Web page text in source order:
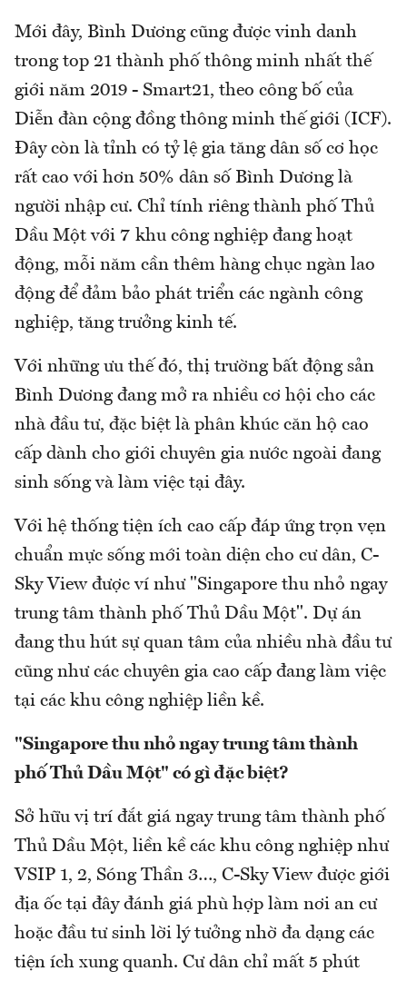
Mới đây, Bình Dương cũng được vinh danh
trong top 21 thành phố thông minh nhất thế
giới năm 2019 - Smart21, theo công bố của
Diễn đàn cộng đồng thông minh thế giới (ICF).
Đây còn là tỉnh có tỷ lệ gia tăng dân số cơ học
rất cao với hơn 50% dân số Bình Dương là
người nhập cư. Chỉ tính riêng thành phố Thủ
Dầu Một với 7 khu công nghiệp đang hoạt
động, mỗi năm cần thêm hàng chục ngàn lao
động để đảm bảo phát triển các ngành công
nghiệp, tăng trưởng kinh tế.
Với những ưu thế đó, thị trường bất động sản
Bình Dương đang mở ra nhiều cơ hội cho các
nhà đầu tư, đặc biệt là phân khúc căn hộ cao
cấp dành cho giới chuyên gia nước ngoài đang
sinh sống và làm việc tại đây.
Với hệ thống tiện ích cao cấp đáp ứng trọn vẹn
chuẩn mực sống mới toàn diện cho cư dân, C-
Sky View được ví như "Singapore thu nhỏ ngay
trung tâm thành phố Thủ Dầu Một". Dự án
đang thu hút sự quan tâm của nhiều nhà đầu tư
cũng như các chuyên gia cao cấp đang làm việc
tại các khu công nghiệp liền kề.
"Singapore thu nhỏ ngay trung tâm thành
phố Thủ Dầu Một" có gì đặc biệt?
Sở hữu vị trí đắt giá ngay trung tâm thành phố
Thủ Dầu Một, liền kề các khu công nghiệp như
VSIP 1, 2, Sóng Thần 3…, C-Sky View được giới
địa ốc tại đây đánh giá phù hợp làm nơi an cư
hoặc đầu tư sinh lời lý tưởng nhờ đa dạng các
tiện ích xung quanh. Cư dân chỉ mất 5 phút